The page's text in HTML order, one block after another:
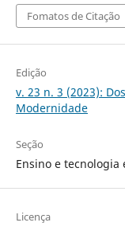
Fomatos de Citação
Edição
v. 23 n. 3 (2023):
Modernidade
Seção
Ensino e tecnologia
Licença